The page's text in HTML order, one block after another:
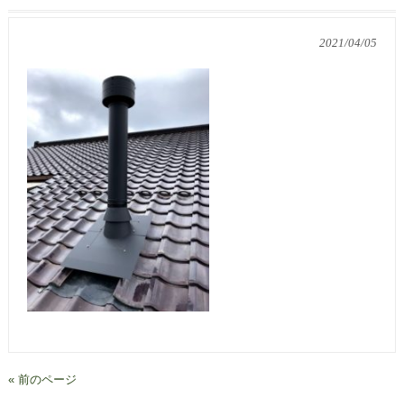
2021/04/05
« 前のページ